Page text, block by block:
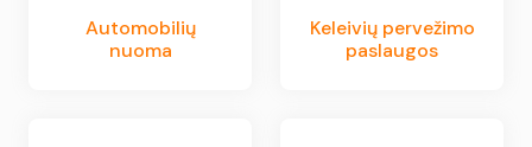
Automobilių
nuoma
Keleivių pervežimo
paslaugos